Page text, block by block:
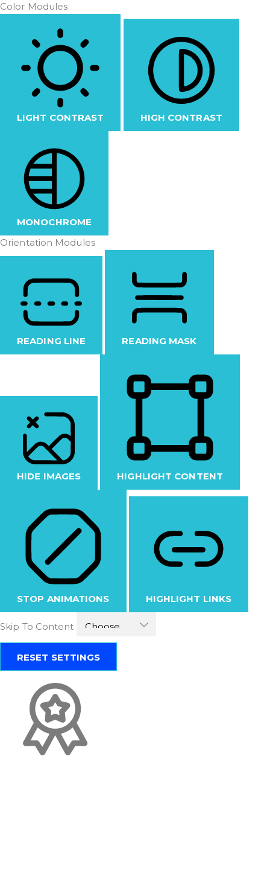
Color Modules
LIGHT CONTRAST HIGH CONTRAST
MONOCHROME
Orientation Modules
READING LINE READING MASK
HIDE IMAGES HIGHLIGHT CONTENT
STOP ANIMATIONS HIGHLIGHT LINKS
Skip To Content
RESET SETTINGS